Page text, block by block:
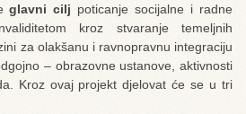
glavni cilj poticanje socijalne i radne
kroz stvaranje temeljnih
za olakšanu i ravnopravnu integraciju
– obrazovne ustanove, aktivnosti
Kroz ovaj projekt djelovat će se u tri